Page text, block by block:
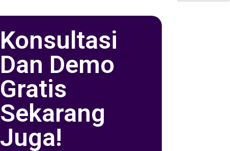
Konsultasi
Dan Demo
Gratis
Sekarang
Juga!